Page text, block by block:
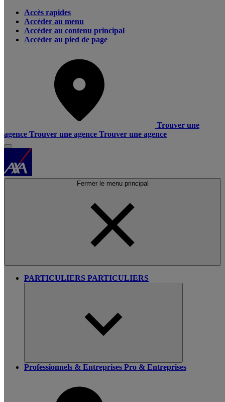
Accès rapides
Accéder au menu
Accéder au contenu principal
Accéder au pied de page
Trouver une
agence Trouver une agence Trouver une agence
Fermer le menu principal
PARTICULIERS PARTICULIERS
Professionnels & Entreprises Pro & Entreprises